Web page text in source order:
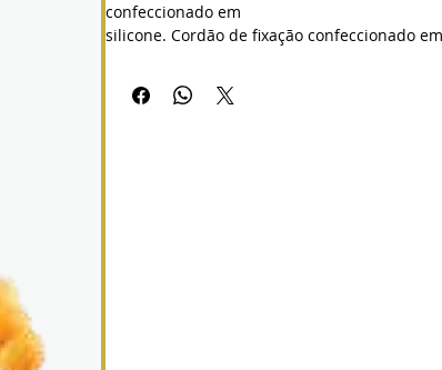
confeccionado em
silicone. Cordão de fixação confeccionado
NRRsf 14dB.